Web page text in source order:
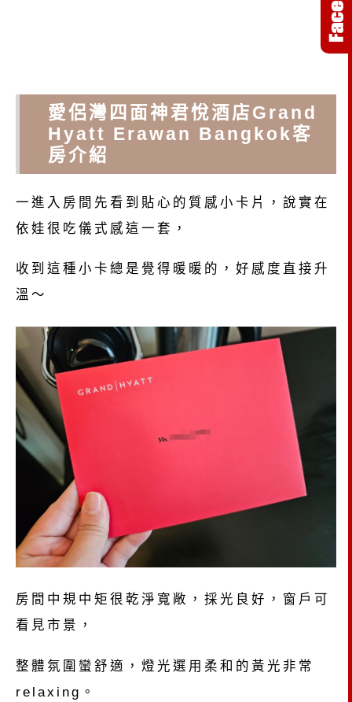
愛侶灣四面神君悅酒店Grand
Hyatt Erawan Bangkok客
房介紹
一進入房間先看到貼心的質感小卡片，說實在
依娃很吃儀式感這一套，
收到這種小卡總是覺得暖暖的，好感度直接升
溫～
房間中規中矩很乾淨寬敞，採光良好，窗戶可
看見市景，
整體氛圍蠻舒適，燈光選用柔和的黃光非常
relaxing。